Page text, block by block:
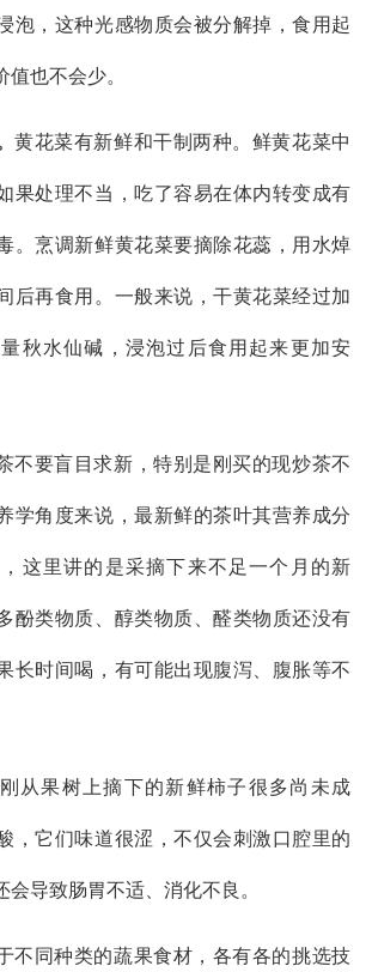
泡，这种光感物质会被分解掉，食用起
也不会少。
黄花菜有新鲜和干制两种。鲜黄花菜中
果处理不当，吃了容易在体内转变成有
。烹调新鲜黄花菜要摘除花蕊，用水焯
后再食用。一般来说，干黄花菜经过加
秋水仙碱，浸泡过后食用起来更加安
不要盲目求新，特别是刚买的现炒茶不
学角度来说，最新鲜的茶叶其营养成分
这里讲的是采摘下来不足一个月的新
酚类物质、醇类物质、醛类物质还没有
长时间喝，有可能出现腹泻、腹胀等不
刚从果树上摘下的新鲜柿子很多尚未成
，它们味道很涩，不仅会刺激口腔里的
会导致肠胃不适、消化不良。
不同种类的蔬果食材，各有各的挑选技